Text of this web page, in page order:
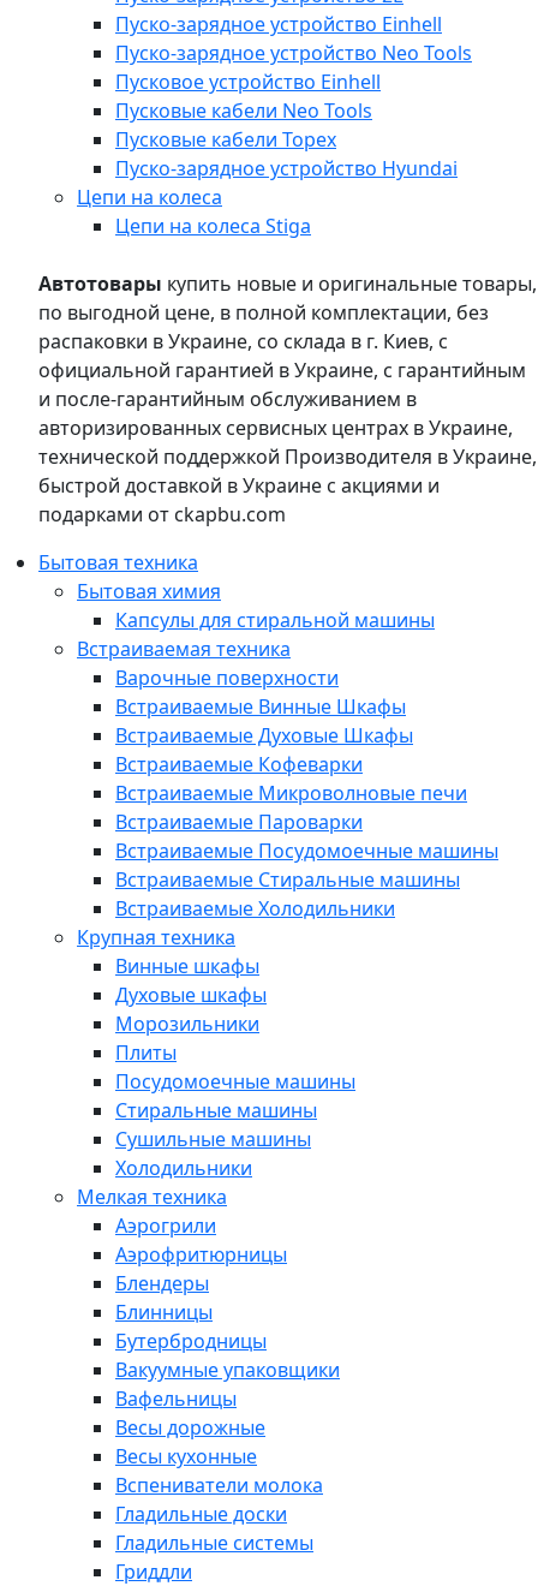
Пуско-зарядное устройство Einhell
Пуско-зарядное устройство Neo Tools
Пусковое устройство Einhell
Пусковые кабели Neo Tools
Пусковые кабели Topex
Пуско-зарядное устройство Hyundai
Цепи на колеса
Цепи на колеса Stiga
Автотовары купить новые и оригинальные товары,
по выгодной цене, в полной комплектации, без
распаковки в Украине, со склада в г. Киев, с
официальной гарантией в Украине, с гарантийным
и после-гарантийным обслуживанием в
авторизированных сервисных центрах в Украине,
технической поддержкой Производителя в Украине,
быстрой доставкой в Украине с акциями и
подарками от ckapbu.com
Бытовая техника
Бытовая химия
Капсулы для стиральной машины
Встраиваемая техника
Варочные поверхности
Встраиваемые Винные Шкафы
Встраиваемые Духовые Шкафы
Встраиваемые Кофеварки
Встраиваемые Микроволновые печи
Встраиваемые Пароварки
Встраиваемые Посудомоечные машины
Встраиваемые Стиральные машины
Встраиваемые Холодильники
Крупная техника
Винные шкафы
Духовые шкафы
Морозильники
Плиты
Посудомоечные машины
Стиральные машины
Сушильные машины
Холодильники
Мелкая техника
Аэрогрили
Аэрофритюрницы
Блендеры
Блинницы
Бутербродницы
Вакуумные упаковщики
Вафельницы
Весы дорожные
Весы кухонные
Вспениватели молока
Гладильные доски
Гладильные системы
Гриддли